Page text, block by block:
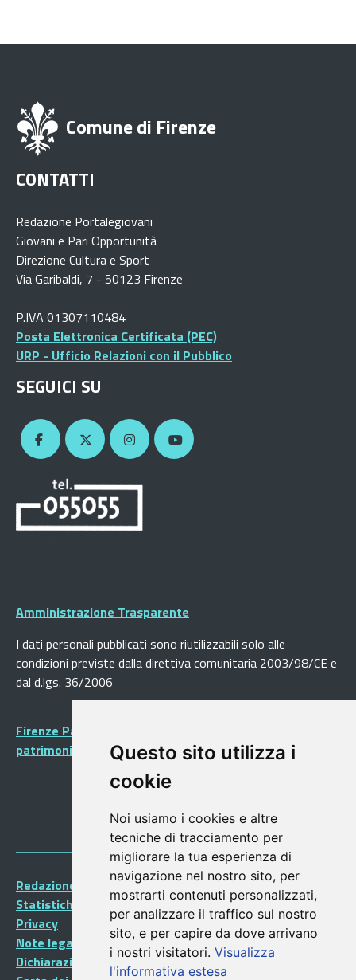
Questo sito utilizza i
cookie
Noi usiamo i cookies e altre
tecniche di tracciamento per
migliorare la tua esperienza di
navigazione nel nostro sito, per
mostrarti contenuti personalizzati,
per analizzare il traffico sul nostro
sito, e per capire da dove arrivano
i nostri visitatori. Visualizza
l'informativa estesa
Comune di Firenze
CONTATTI
Redazione Portalegiovani
Giovani e Pari Opportunità
Direzione Cultura e Sport
Via Garibaldi, 7 - 50123 Firenze
P.IVA 01307110484
Posta Elettronica Certificata (PEC)
URP - Ufficio Relazioni con il Pubblico
SEGUICI SU
Amministrazione Trasparente
I dati personali pubblicati sono riutilizzabili solo alle
condizioni previste dalla direttiva comunitaria 2003/98/CE e
dal d.lgs. 36/2006
Firenze Patrimonio Mondiale - Centro storico di Firenze
patrimonio dell’Umanità
Redazione Portalegiovani
Statistiche
Privacy
Note legali
Dichiarazione di accessibilità